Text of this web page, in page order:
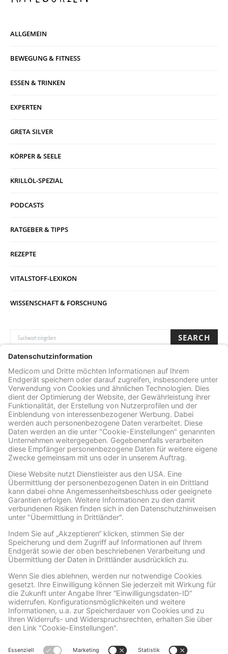
ALLGEMEIN
BEWEGUNG & FITNESS
ESSEN & TRINKEN
EXPERTEN
GRETA SILVER
KÖRPER & SEELE
KRILLÖL-SPEZIAL
PODCASTS
RATGEBER & TIPPS
REZEPTE
VITALSTOFF-LEXIKON
WISSENSCHAFT & FORSCHUNG
SUCHE NACH: SEARCH
Archive
ARCHIVE
Facebook
Wir benötigen Ihre Zustimmung, um den Facebook
Social Plugins-Service zu laden!
Wir verwenden Facebook Social Plugins, um
Inhalte einzubetten. Dieser Service kann
Daten zu Ihren Aktivitäten sammeln. Bitte
lesen Sie die Details durch und stimmen Sie
der Nutzung des Service zu, um diese
Inhalte anzuzeigen.
Mehr Informationen
Akzeptieren